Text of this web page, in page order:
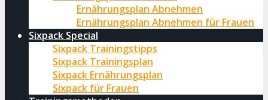
Ernährungsplan Abnehmen
Ernährungsplan Abnehmen für Frauen
Sixpack Special
Sixpack Trainingstipps
Sixpack Trainingsplan
Sixpack Ernährungsplan
Sixpack für Frauen